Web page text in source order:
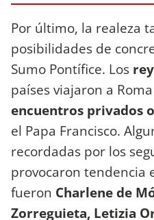
Por último, la realeza
posibilidades de
Sumo Pontífice. Los
países viajaron a
encuentros privados
el Papa Francisco.
recordadas por los
provocaron tendencia
fueron Charlene de
Zorreguieta, Letizia